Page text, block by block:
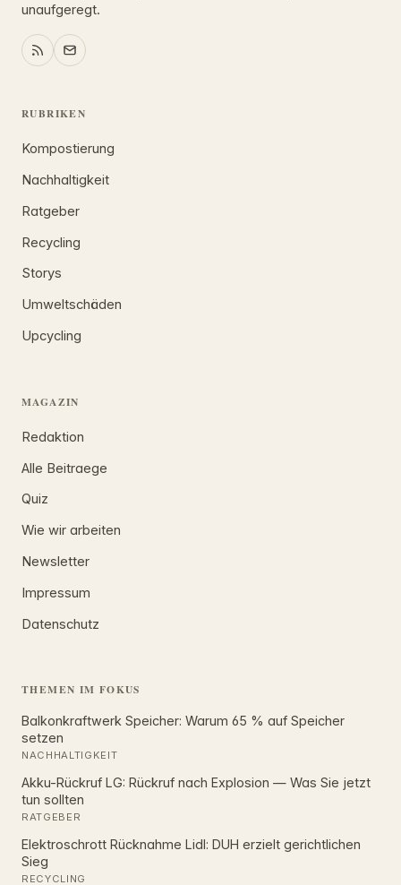
unaufgeregt.
RUBRIKEN
Kompostierung
Nachhaltigkeit
Ratgeber
Recycling
Storys
Umweltschäden
Upcycling
MAGAZIN
Redaktion
Alle Beitraege
Quiz
Wie wir arbeiten
Newsletter
Impressum
Datenschutz
THEMEN IM FOKUS
Balkonkraftwerk Speicher: Warum 65 % auf Speicher
setzen
NACHHALTIGKEIT
Akku-Rückruf LG: Rückruf nach Explosion — Was Sie jetzt
tun sollten
RATGEBER
Elektroschrott Rücknahme Lidl: DUH erzielt gerichtlichen
Sieg
RECYCLING